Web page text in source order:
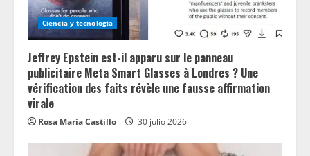
Ciencia y tecnologia
Jeffrey Epstein est-il apparu sur le panneau
publicitaire Meta Smart Glasses à Londres ? Une
vérification des faits révèle une fausse affirmation
virale
Rosa María Castillo 30 julio 2026